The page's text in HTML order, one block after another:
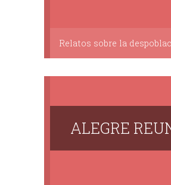
Relatos sobre la
ALEGRE